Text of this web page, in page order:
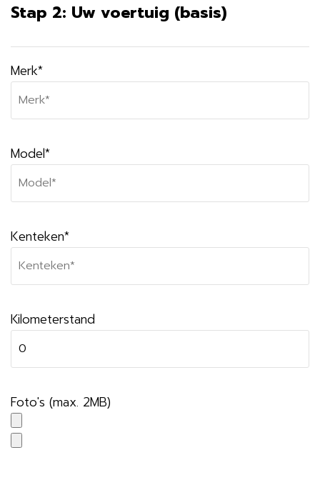
Stap 2: Uw voertuig (basis)
Merk*
Model*
Kenteken*
Kilometerstand
Foto's (max. 2MB)